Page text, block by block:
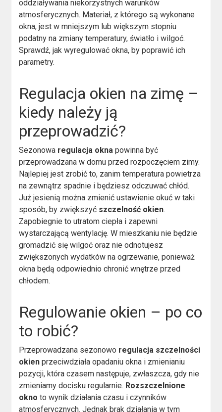
oddziaływania niekorzystnych warunków
atmosferycznych. Materiał, z którego są wykonane
okna, jest w mniejszym lub większym stopniu
podatny na zmiany temperatury, światło i wilgoć.
Sprawdź, jak wyregulować okna, by poprawić ich
parametry.
Regulacja okien na zimę –
kiedy należy ją
przeprowadzić?
Sezonowa regulacja oknapowinna być
przeprowadzana w domu przed rozpoczęciem zimy.
Najlepiej jest zrobić to, zanim temperatura powietrza
na zewnątrz spadnie i będziesz odczuwać chłód.
Już jesienią można zmienić ustawienie okuć w taki
sposób, by zwiększyć szczelność okien.
Zapobiegnie to utratom ciepła i zapewni
wystarczającą wentylację. W mieszkaniu nie będzie
gromadzić się wilgoć oraz nie odnotujesz
zwiększonych wydatków na ogrzewanie, ponieważ
okna będą odpowiednio chronić wnętrze przed
chłodem.
Regulowanie okien – po co
to robić?
Przeprowadzana sezonowo regulacja szczelności
okien przeciwdziała opadaniu okna i zmienianiu
pozycji, która czasem następuje, zwłaszcza, gdy nie
zmieniamy docisku regularnie. Rozszczelnione
oknoto wynik działania czasu i czynników
atmosferycznych. Jednak brak działania w tym